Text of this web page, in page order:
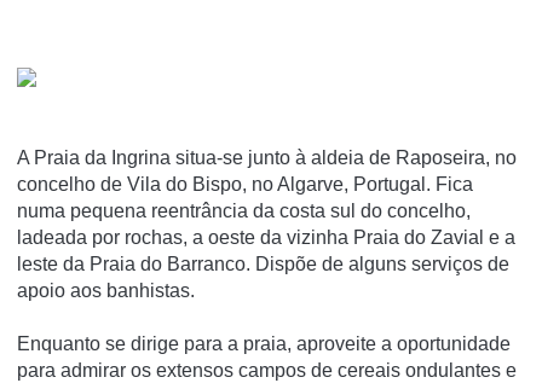
A Praia da Ingrina situa-se junto à aldeia de Raposeira, no
concelho de Vila do Bispo, no Algarve, Portugal. Fica
numa pequena reentrância da costa sul do concelho,
ladeada por rochas, a oeste da vizinha Praia do Zavial e a
leste da Praia do Barranco. Dispõe de alguns serviços de
apoio aos banhistas.
Enquanto se dirige para a praia, aproveite a oportunidade
para admirar os extensos campos de cereais ondulantes e